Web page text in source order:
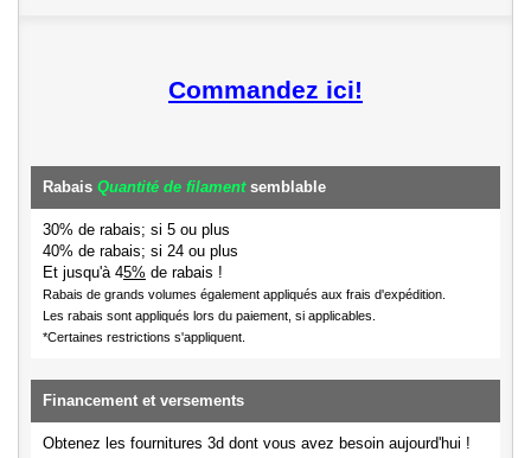
Commandez ici!
Rabais Quantité de filamentsemblable
30% de rabais; si 5 ou plus
40% de rabais; si 24 ou plus
Et jusqu'à 45% de rabais !
Rabais de grands volumes également appliqués aux frais d'expédition.
Les rabais sont appliqués lors du paiement, si applicables.
*Certaines restrictions s'appliquent.
Financement et versements
Obtenez les fournitures 3d dont vous avez besoin aujourd'hui !